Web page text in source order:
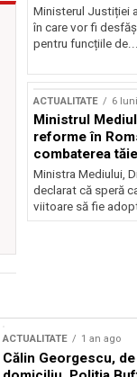
Ministerul Justiției
în care vor fi
pentru funcțiile de...
ACTUALITATE 6
Ministrul
reforme în
combaterea
Ministra Mediului,
declarat că speră
viitoare să fie
ACTUALITATE 1 an ago
Călin Georgescu,